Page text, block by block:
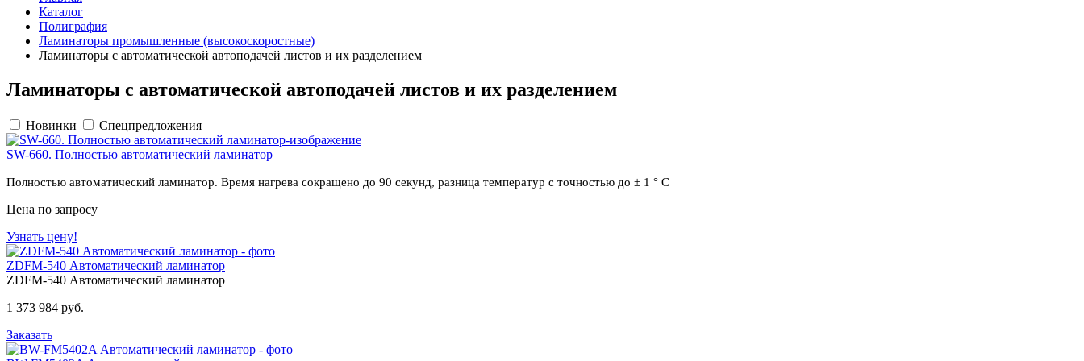
Каталог
Полиграфия
Ламинаторы промышленные (высокоскоростные)
Ламинаторы с автоматической автоподачей листов и их разделением
Ламинаторы с автоматической автоподачей листов и их разделением
Новинки Спецпредложения
SW-660. Полностью автоматический ламинатор
Полностью автоматический ламинатор. Время нагрева сокращено до 90 секунд, разница температур с точностью до ± 1 ° C
Цена по запросу
Узнать цену!
ZDFM-540 Автоматический ламинатор
ZDFM-540 Автоматический ламинатор
1 373 984 руб.
Заказать